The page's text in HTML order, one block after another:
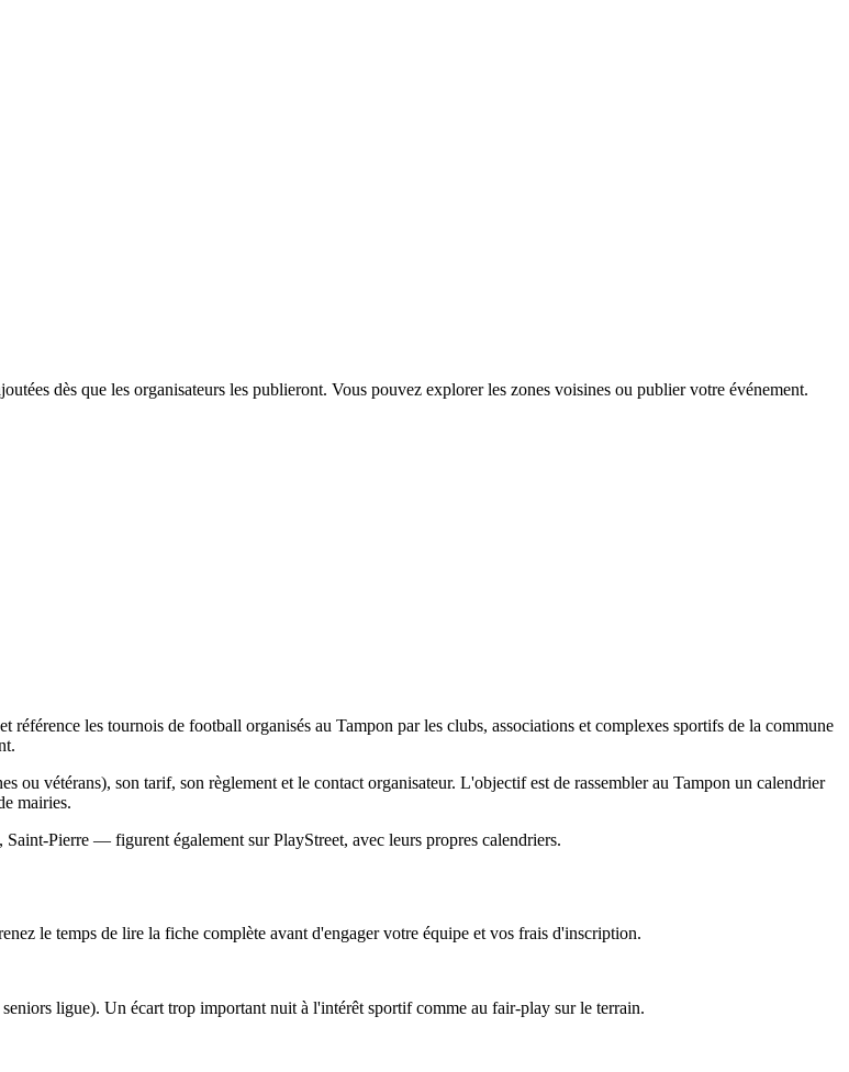
dès que les organisateurs les publieront. Vous pouvez explorer les zones voisines ou publier votre événement.
les tournois de football organisés au Tampon par les clubs, associations et complexes sportifs de la commune
ou vétérans), son tarif, son règlement et le contact organisateur. L'objectif est de rassembler au Tampon un calendrier
mairies.
Pierre — figurent également sur PlayStreet, avec leurs propres calendriers.
le temps de lire la fiche complète avant d'engager votre équipe et vos frais d'inscription.
ligue). Un écart trop important nuit à l'intérêt sportif comme au fair-play sur le terrain.